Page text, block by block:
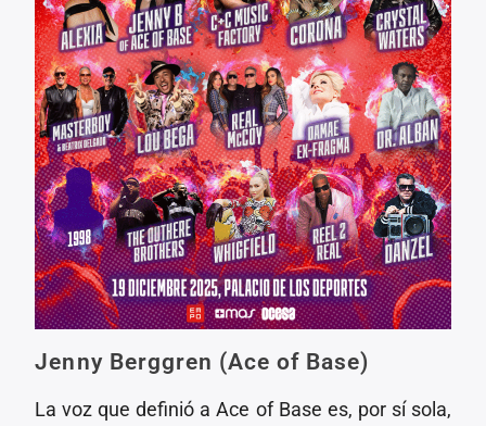
Jenny Berggren (Ace of Base)
La voz que definió a Ace of Base es, por sí sola,